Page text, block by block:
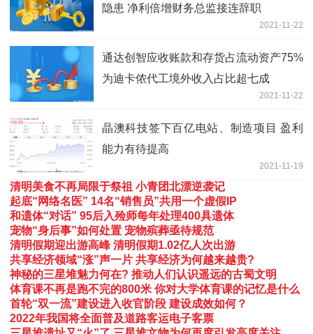
隐患 净利倍增财务总监接连辞职
2021-11-22
通达创智应收账款和存货占流动资产75%
为迪卡侬代工境外收入占比超七成
2021-11-22
晶澳科技签下百亿电站、制造项目 盈利
能力有待提高
2021-11-19
清明美食不再局限于祭祖 小青团北漂逆袭记
起底“网络名医” 14名“销售员”共用一个虚假IP
和遗体“对话” 95后入殓师每年处理400具遗体
宠物“身后事”如何处置 宠物殡葬亟待规范
清明假期迎出游高峰 清明假期1.02亿人次出游
共享经济领域“涨”声一片 共享经济为何越来越贵?
神秘的三星堆魅力何在? 推动人们认识遥远的古蜀文明
体育课不再是跑不完的800米 你对大学体育课的记忆是什么
首轮“双一流”建设进入收官阶段 建设成效如何？
2022年我国将全面普及道路客运电子客票